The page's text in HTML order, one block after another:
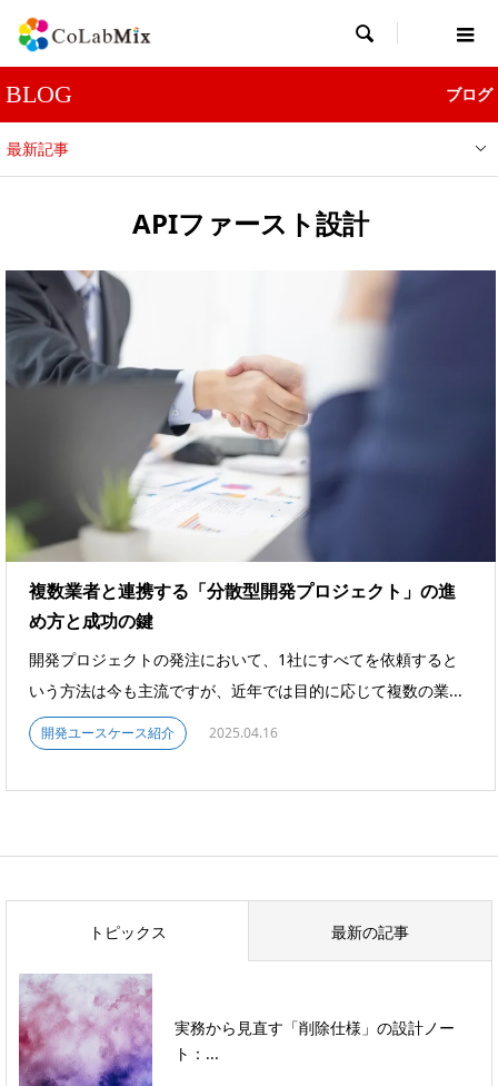

BLOG ブログ
最新記事
APIファースト設計
複数業者と連携する「分散型開発プロジェクト」の進
め方と成功の鍵
開発プロジェクトの発注において、1社にすべてを依頼すると
いう方法は今も主流ですが、近年では目的に応じて複数の業...
開発ユースケース紹介 2025.04.16
トピックス 最新の記事
実務から見直す「削除仕様」の設計ノー
ト：...